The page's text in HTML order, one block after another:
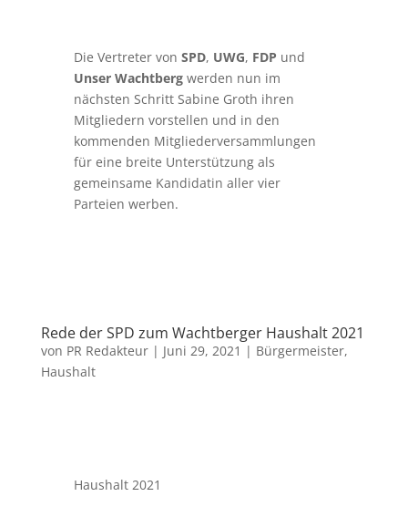
Die Vertreter von SPD, UWG, FDP und
Unser Wachtbergwerden nun im
nächsten Schritt Sabine Groth ihren
Mitgliedern vorstellen und in den
kommenden Mitgliederversammlungen
für eine breite Unterstützung als
gemeinsame Kandidatin aller vier
Parteien werben.
Rede der SPD zum Wachtberger Haushalt 2021
von PR Redakteur| Juni 29, 2021 | Bürgermeister,
Haushalt
Haushalt 2021